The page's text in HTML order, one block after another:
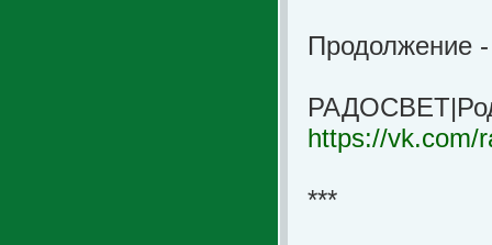
Продолжение
https://vk.com/
***